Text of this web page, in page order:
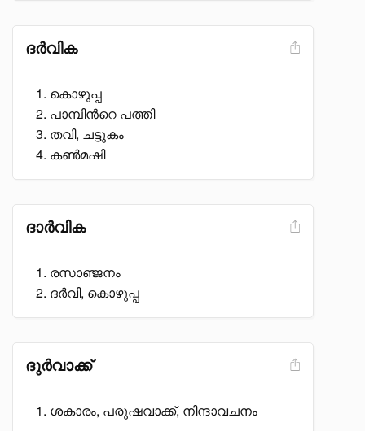
ദർവിക
കൊഴുപ്പ
പാമ്പിൻറെ പത്തി
തവി, ചട്ടുകം
കൺമഷി
ദാർവിക
രസാഞ്ജനം
ദർവി, കൊഴുപ്പ
ദുർവാക്ക്
ശകാരം, പരുഷവാക്ക്, നിന്ദാവചനം